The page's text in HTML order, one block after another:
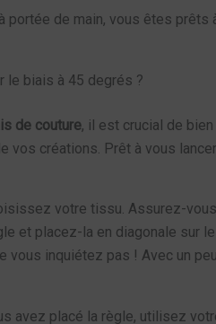
portée de main, vous êtes prêts
le biais à 45 degrés ?
de couture, il est crucial de
vos créations. Prêt à vous
votre tissu. Assurez-
et placez-la en diagonale sur
vous inquiétez pas ! Avec un
avez placé la règle, utilisez